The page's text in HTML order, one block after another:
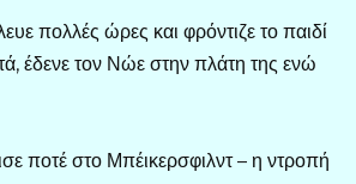
πολλές ώρες και φρόντιζε το παιδί
έδενε τον Νώε στην πλάτη της ενώ
ποτέ στο Μπέικερσφιλντ – η ντροπή